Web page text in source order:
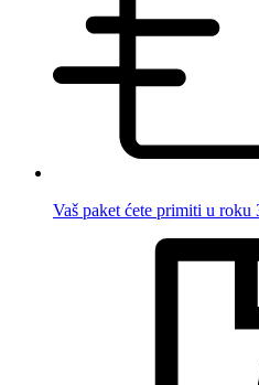
Vaš paket ćete primiti u roku